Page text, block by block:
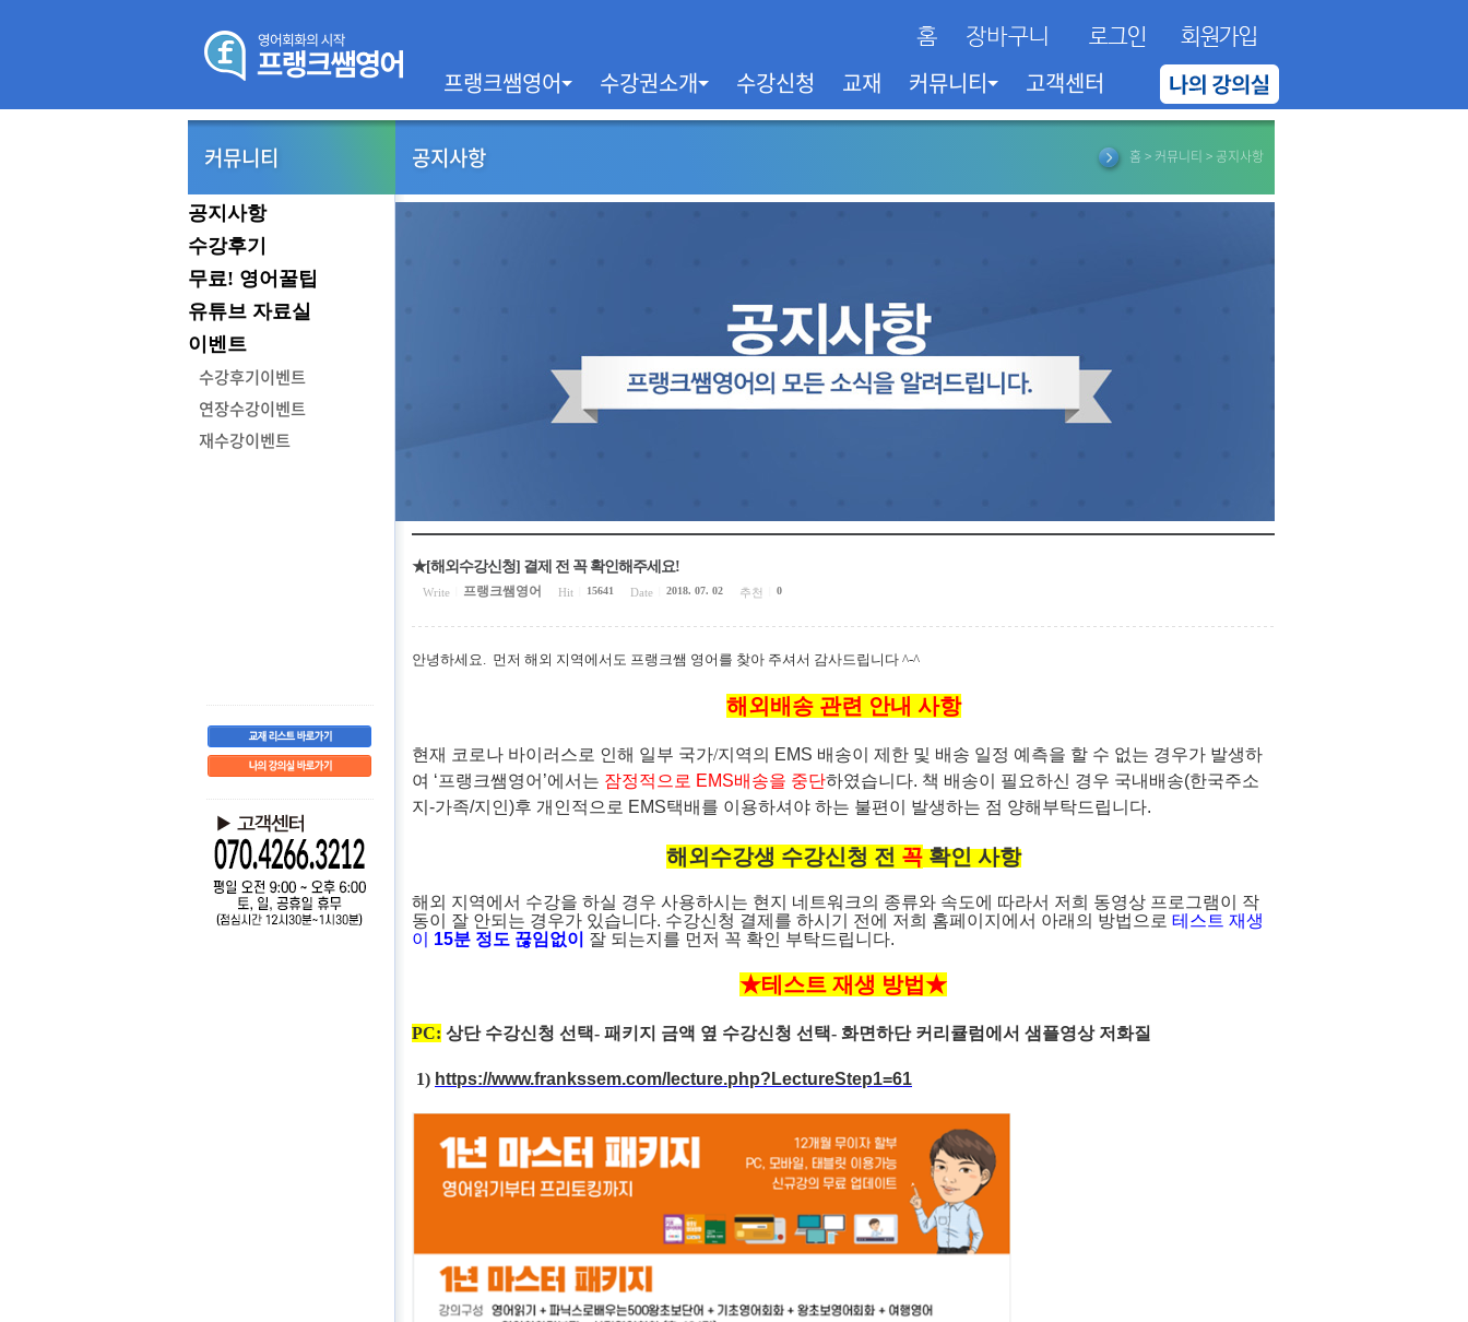
프랭크쌤영어 수강권소개 수강신청 교재 커뮤니티 고객센터
★[해외수강신청] 결제 전 꼭 확인해주세요!
Write 프랭크쌤영어 Hit 15641 Date 2018. 07. 02 추천 0
안녕하세요 먼저 해외 지역에서도 프랭크쌤 영어를 찾아 주셔서 감사드립니다 ^-^
해외배송 관련 안내 사항
현재 코로나 바이러스로 인해 일부 국가/지역의 EMS 배송이 제한 및 배송 일정 예측을 할 수 없는 경우가 발생하
여 ‘프랭크쌤영어’에서는 잠정적으로 EMS배송을 중단하였습니다. 책 배송이 필요하신 경우 국내배송(한국주소
지-가족/지인)후 개인적으로 EMS택배를 이용하셔야 하는 불편이 발생하는 점 양해부탁드립니다.
해외수강생 수강신청 전 꼭확인 사항
해외 지역에서 수강을 하실 경우 사용하시는 현지 네트워크의 종류와 속도에 따라서 저희 동영상 프로그램이 작
동이 잘 안되는 경우가 있습니다. 수강신청 결제를 하시기 전에 저희 홈페이지에서 아래의 방법으로 테스트 재생
이
15분 정도 끊임없이 잘 되는지를 먼저 꼭 확인 부탁드립니다.
★테스트 재생 방법★
PC: 상단 수강신청 선택- 패키지 금액 옆 수강신청 선택- 화면하단 커리큘럼에서 샘플영상 저화질
1) https://www.frankssem.com/lecture.php?LectureStep1=61
공지사항 홈 > 커뮤니티 > 공지사항
공지사항
수강후기
무료! 영어꿀팁
유튜브 자료실
이벤트
수강후기이벤트
연장수강이벤트
재수강이벤트
커뮤니티